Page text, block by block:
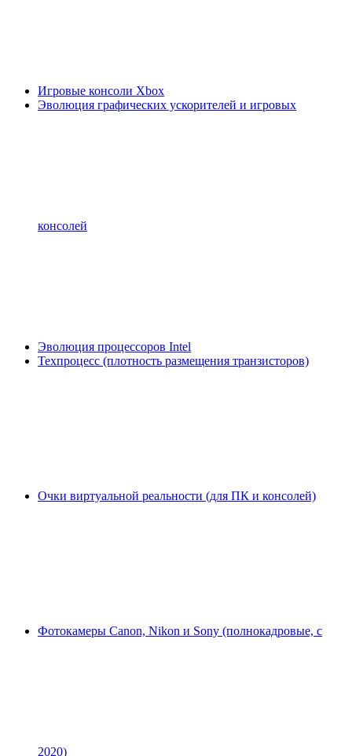
Игровые консоли Xbox
Эволюция графических ускорителей и игровых
консолей
Эволюция процессоров Intel
Техпроцесс (плотность размещения транзисторов)
Очки виртуальной реальности (для ПК и консолей)
Фотокамеры Canon, Nikon и Sony (полнокадровые, с
2020)